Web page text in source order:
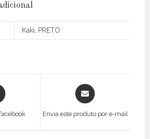
Kaki, PRETO
Opens
in
Envia este produto por e-mail